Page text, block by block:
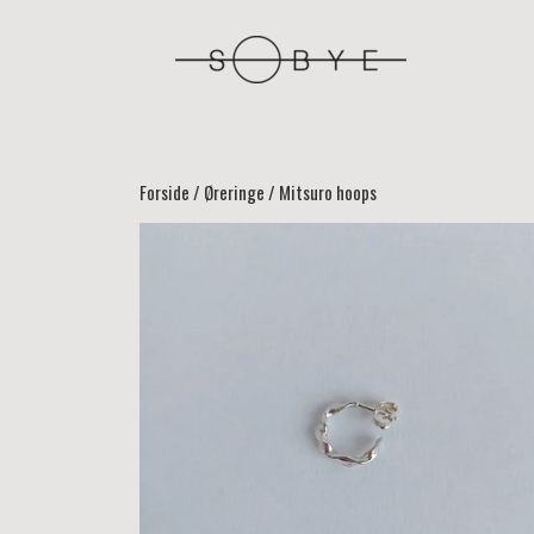
Forside Øreringe Mitsuro hoops